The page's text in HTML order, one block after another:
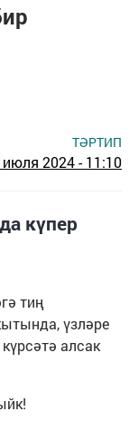
ТӘРТИП
июля 2024 - 11:10
күпер
тиң
үзләре
алсак